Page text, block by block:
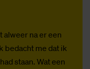
alweer na er een
bedacht me dat ik
staan. Wat een